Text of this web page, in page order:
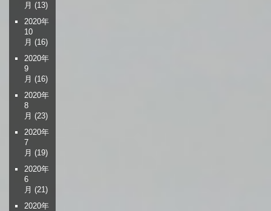
月 (13)
2020年
10
月 (16)
2020年
9
月 (16)
2020年
8
月 (23)
2020年
7
月 (19)
2020年
6
月 (21)
2020年